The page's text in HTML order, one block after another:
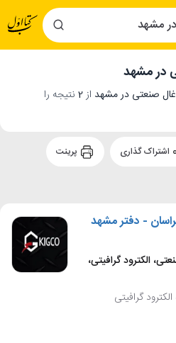
در مشهد
از2 نتیجه را
- دفتر مشهد
الکترود گرافیتی،
گرافیتی